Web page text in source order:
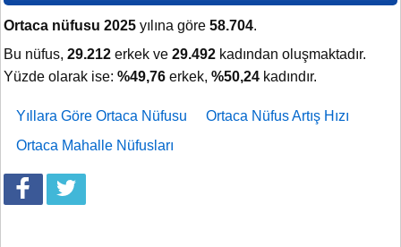
Ortaca nüfusu 2025 yılına göre 58.704.
Bu nüfus, 29.212 erkek ve 29.492 kadından oluşmaktadır.
Yüzde olarak ise: %49,76 erkek, %50,24 kadındır.
Yıllara Göre Ortaca Nüfusu
Ortaca Nüfus Artış Hızı
Ortaca Mahalle Nüfusları